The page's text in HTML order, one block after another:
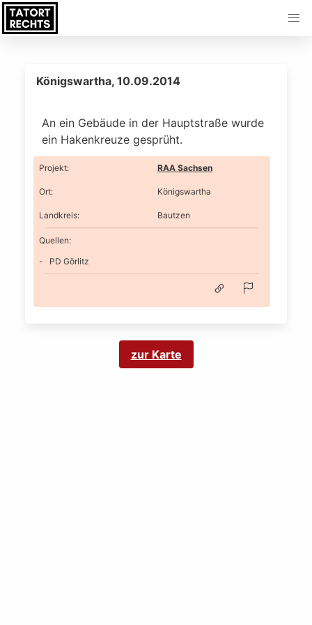
Königswartha, 10.09.2014
An ein Gebäude in der Hauptstraße wurde
ein Hakenkreuze gesprüht.
Projekt: RAA Sachsen
Ort: Königswartha
Landkreis: Bautzen
Quellen:
PD Görlitz
zur Karte